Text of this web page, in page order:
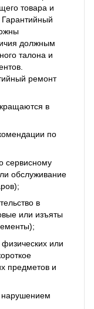
товара и
Гарантийный
должным
талона и
ремонт
в
по
сервисному
обслуживание
в
или изъяты
или
предметов и
нарушением